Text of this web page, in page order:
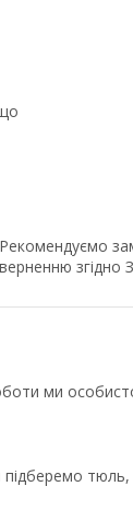
згідно
ми
підберемо